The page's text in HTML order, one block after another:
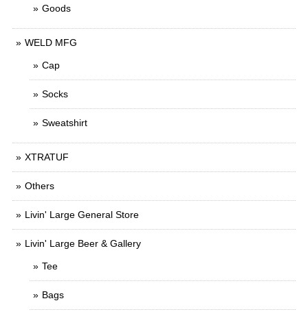
Goods
WELD MFG
Cap
Socks
Sweatshirt
XTRATUF
Others
Livin' Large General Store
Livin' Large Beer & Gallery
Tee
Bags